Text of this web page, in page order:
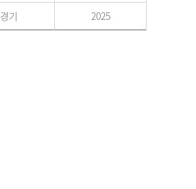
경기 2025